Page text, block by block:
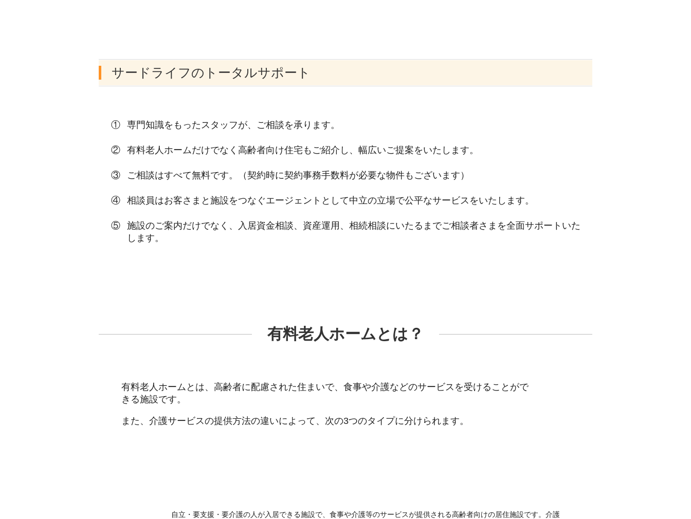
サードライフのトータルサポート
専門知識をもったスタッフが、ご相談を承ります。
有料老人ホームだけでなく高齢者向け住宅もご紹介し、幅広いご提案をいたします。
ご相談はすべて無料です。（契約時に契約事務手数料が必要な物件もございます）
相談員はお客さまと施設をつなぐエージェントとして中立の立場で公平なサービスをいたします。
施設のご案内だけでなく、入居資金相談、資産運用、相続相談にいたるまでご相談者さまを全面サポートいた
します。
有料老人ホームとは？
有料老人ホームとは、高齢者に配慮された住まいで、食事や介護などのサービスを受けることがで
きる施設です。
また、介護サービスの提供方法の違いによって、次の3つのタイプに分けられます。
自立・要支援・要介護の人が入居できる施設で、食事や介護等のサービスが提供される高齢者向けの居住施設です。介護